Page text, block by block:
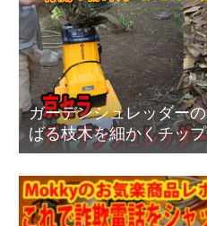
ガーデンシュレッダー
ばる枝木を細かくチッ